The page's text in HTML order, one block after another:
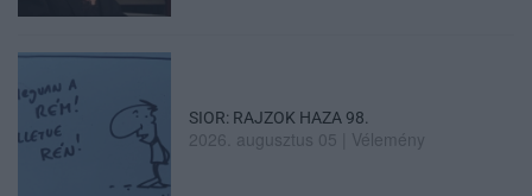
SIOR: RAJZOK HAZA 98.
2026. augusztus 05 Vélemény